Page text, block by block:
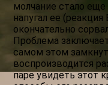
молчание стало еще
напугал ее
окончательно
Проблема
самом этом
воспроизводится
паре увидеть этот